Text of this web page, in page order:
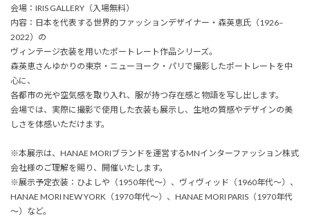
会場：IRIS GALLERY（入場無料）
内容：日本を代表する世界的ファッションデザイナー・森英恵氏（1926–
2022）の
ヴィンテージ衣装を用いたポートレート作品シリーズ。
森英恵さんゆかりの東京・ニューヨーク・パリで撮影したポートレートを中
心に、
各都市の光や空気感を取り入れ、服が持つ存在感と物語を写し出します。
会場では、実際に撮影で使用した衣装も展示し、生地の質感やデザインの美
しさを体感いただけます。
※本展示は、HANAE MORIブランドを運営するMNインターファッション株式
会社様のご理解を賜り、開催いたします。
※展示予定衣装：ひよしや（1950年代～）、ヴィヴィッド（1960年代～）、
HANAE MORI NEW YORK（1970年代～）、HANAE MORI PARIS（1970年代
～）など。